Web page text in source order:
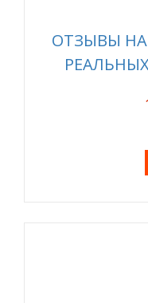
ОТЗЫВЫ НА